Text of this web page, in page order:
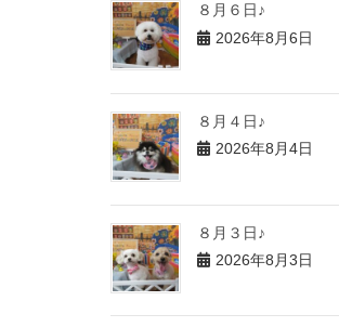
８月６日♪
2026年8月6日
８月４日♪
2026年8月4日
８月３日♪
2026年8月3日